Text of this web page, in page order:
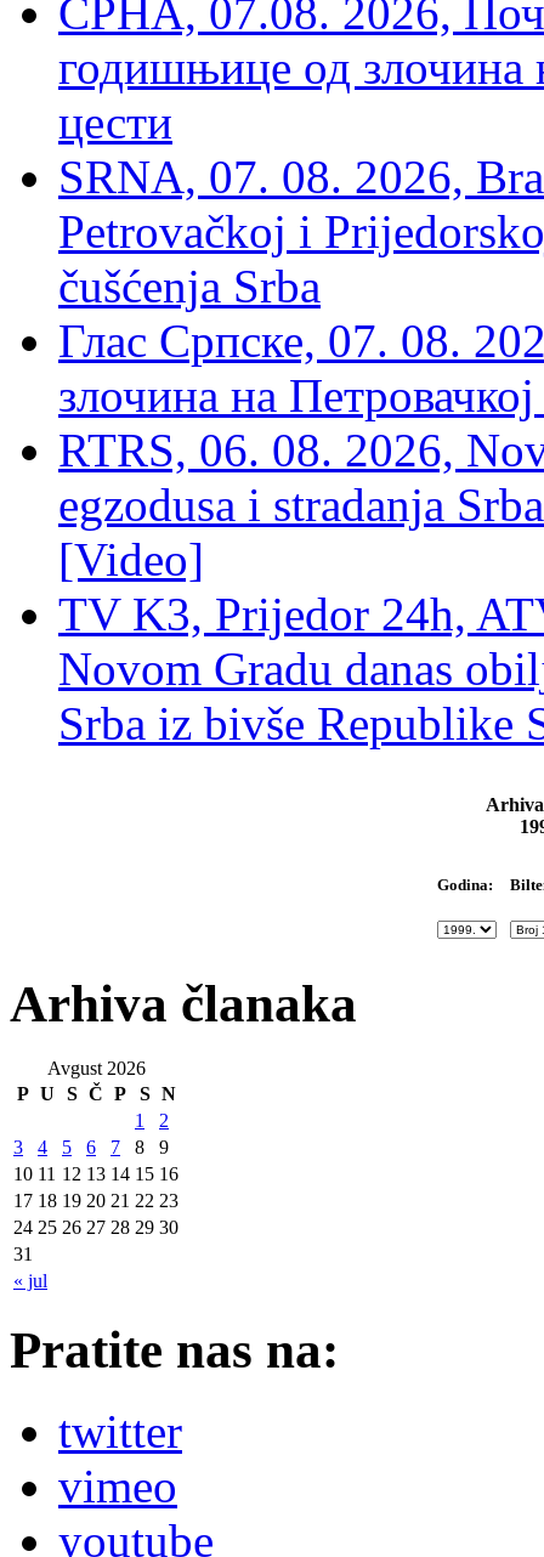
СРНА, 07.08. 2026,
годишњице од злочина
цести
SRNA, 07. 08. 2026,
Petrovačkoj i
čušćenja Srba
Глас Српске, 07. 08.
злочина на
RTRS, 06. 08. 2026,
egzodusa i stradanja
[Video]
TV K3, Prijedor 24h,
Novom Gradu danas
Srba iz bivše Republike
Godina:
Arhiva članaka
Avgust 2026
P U S Č P S N
« jul
1
2
3
4 5 6 7 8
9
10 11 12 13 14 15 16
17 18 19 20 21 22 23
24 25 26 27 28 29 30
31
Pratite nas na:
twitter
vimeo
youtube